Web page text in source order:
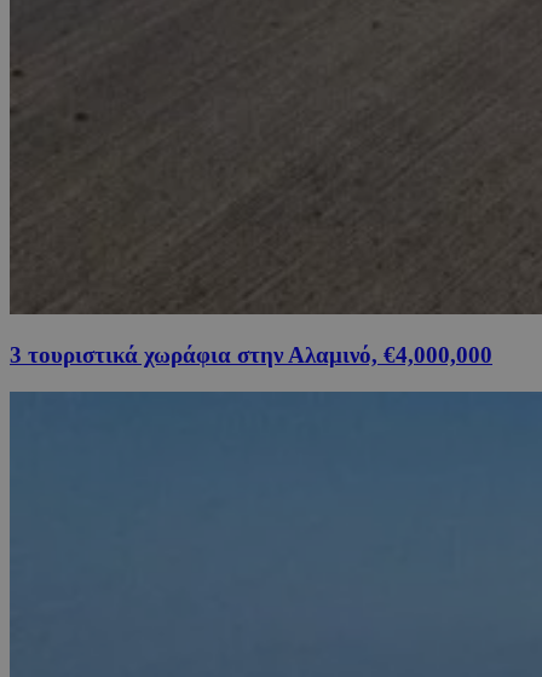
3 τουριστικά χωράφια στην Αλαμινό, €4,000,000